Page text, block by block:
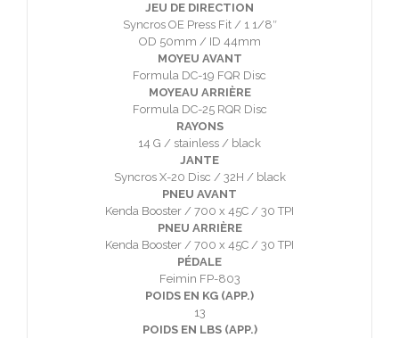
JEU DE DIRECTION
Syncros OE Press Fit / 1 1/8″
OD 50mm / ID 44mm
MOYEU AVANT
Formula DC-19 FQR Disc
MOYEAU ARRIÈRE
Formula DC-25 RQR Disc
RAYONS
14 G / stainless / black
JANTE
Syncros X-20 Disc / 32H / black
PNEU AVANT
Kenda Booster / 700 x 45C / 30 TPI
PNEU ARRIÈRE
Kenda Booster / 700 x 45C / 30 TPI
PÉDALE
Feimin FP-803
POIDS EN KG (APP.)
13
POIDS EN LBS (APP.)